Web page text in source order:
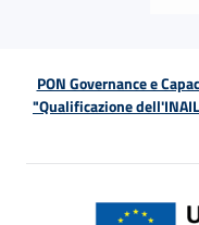
PON Governance e
"Qualificazione